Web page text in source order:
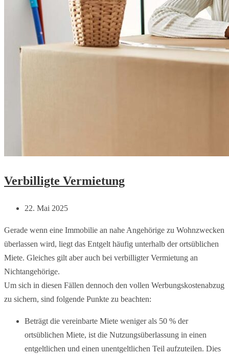
Verbilligte Vermietung
22. Mai 2025
Gerade wenn eine Immobilie an nahe Angehörige zu Wohnzwecken
überlassen wird, liegt das Entgelt häufig unterhalb der ortsüblichen
Miete. Gleiches gilt aber auch bei verbilligter Vermietung an
Nichtangehörige.
Um sich in diesen Fällen dennoch den vollen Werbungskostenabzug
zu sichern, sind folgende Punkte zu beachten:
Beträgt die vereinbarte Miete weniger als 50 % der
ortsüblichen Miete, ist die Nutzungsüberlassung in einen
entgeltlichen und einen unentgeltlichen Teil aufzuteilen. Dies